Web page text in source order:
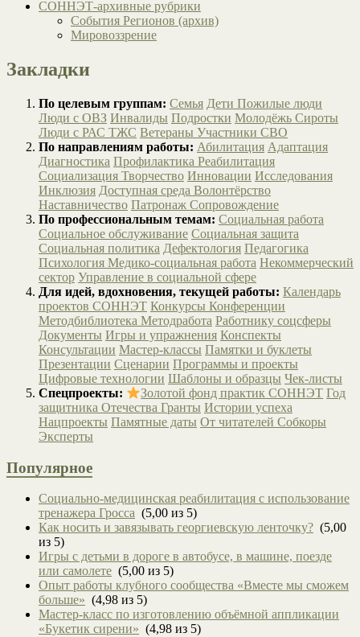
СОННЭТ-архивные рубрики
События Регионов (архив)
Мировоззрение
Закладки
По целевым группам: Семья Дети Пожилые люди
Люди с ОВЗ Инвалиды Подростки Молодёжь Сироты
Люди с РАС ТЖС Ветераны Участники СВО
По направлениям работы: Абилитация Адаптация
Диагностика Профилактика Реабилитация
Социализация Творчество Инновации Исследования
Инклюзия Доступная среда Волонтёрство
Наставничество Патронаж Сопровождение
По профессиональным темам: Социальная работа
Социальное обслуживание Социальная защита
Социальная политика Дефектология Педагогика
Психология Медико-социальная работа Некоммерческий
сектор Управление в социальной сфере
Для идей, вдохновения, текущей работы: Календарь
проектов СОННЭТ Конкурсы Конференции
Методбиблиотека Методработа Работнику соцсферы
Документы Игры и упражнения Конспекты
Консультации Мастер-классы Памятки и буклеты
Презентации Сценарии Программы и проекты
Цифровые технологии Шаблоны и образцы Чек-листы
Спецпроекты:
Золотой фонд практик СОННЭТ Год
защитника Отечества Гранты Истории успеха
Нацпроекты Памятные даты От читателей Собкоры
Эксперты
Популярное
Социально-медицинская реабилитация с использование
тренажера Гросса (5,00 из 5)
Как носить и завязывать георгиевскую ленточку? (5,00
из 5)
Игры с детьми в дороге в автобусе, в машине, поезде
или самолете (5,00 из 5)
Опыт работы клубного сообщества «Вместе мы сможем
больше» (4,98 из 5)
Мастер-класс по изготовлению объёмной аппликации
«Букетик сирени» (4,98 из 5)